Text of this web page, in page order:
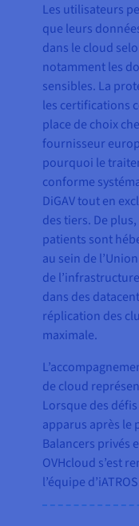
Les utilisateurs
que leurs
dans le cloud
notamment les
sensibles. La
les certifications
place de choix
fournisseur
pourquoi le
conforme
DiGAV tout en
des tiers. De
patients sont
au sein de
de
dans des
réplication des
maximale.
de cloud
Lorsque des
apparus après le
Balancers privés
OVHcloud s’est
l’équipe